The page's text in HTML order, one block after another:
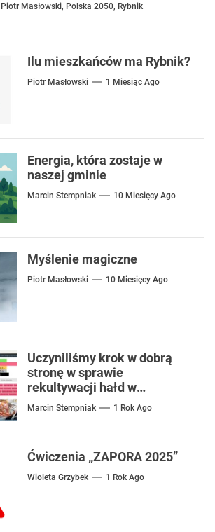
Piotr Masłowski, Polska 2050, Rybnik
Ilu mieszkańców ma Rybnik?
Piotr Masłowski 1 Miesiąc Ago
Energia, która zostaje w
naszej gminie
Marcin Stempniak 10 Miesięcy Ago
Myślenie magiczne
Piotr Masłowski 10 Miesięcy Ago
Uczyniliśmy krok w dobrą
stronę w sprawie
rekultywacji hałd w
Czerwionce
Marcin Stempniak 1 Rok Ago
Ćwiczenia „ZAPORA 2025”
Wioleta Grzybek 1 Rok Ago